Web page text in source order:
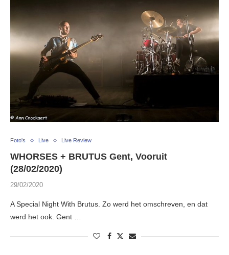
Foto's Live Live Review
WHORSES + BRUTUS Gent, Vooruit
(28/02/2020)
29/02/2020
A Special Night With Brutus. Zo werd het omschreven, en dat
werd het ook. Gent …